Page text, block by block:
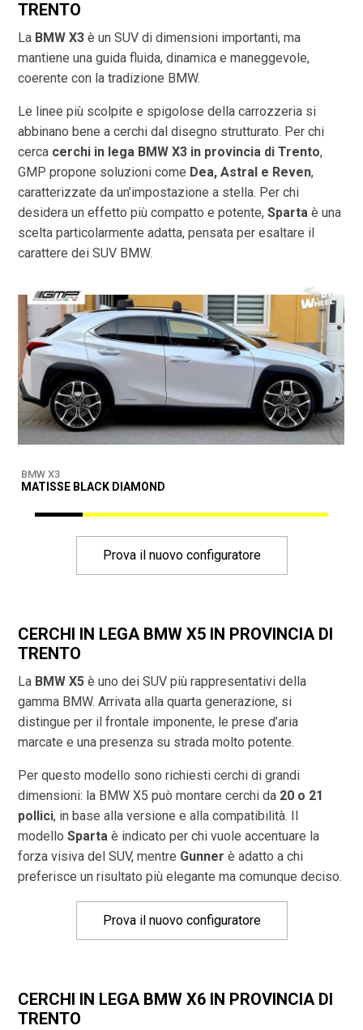
TRENTO
La BMW X3 è un SUV di dimensioni importanti, ma
mantiene una guida fluida, dinamica e maneggevole,
coerente con la tradizione BMW.
Le linee più scolpite e spigolose della carrozzeria si
abbinano bene a cerchi dal disegno strutturato. Per chi
cerca cerchi in lega BMW X3 in provincia diTrento,
GMP propone soluzioni come Dea, Astral e Reven,
caratterizzate da un’impostazione a stella. Per chi
desidera un effetto più compatto e potente,Sparta è una
scelta particolarmente adatta, pensata per esaltare il
carattere dei SUV BMW.
BMW X3
MATISSE BLACK DIAMOND
Prova il nuovo configuratore
CERCHI IN LEGA BMW X5 IN PROVINCIA DI
TRENTO
La BMW X5 è uno dei SUV più rappresentativi della
gamma BMW. Arrivata alla quarta generazione, si
distingue per il frontale imponente, le prese d’aria
marcate e una presenza su strada molto potente.
Per questo modello sono richiesti cerchi di grandi
dimensioni: la BMW X5 può montare cerchi da 20 o 21
pollici, in base alla versione e alla compatibilità. Il
modelloSparta è indicato per chi vuole accentuare la
forza visiva del SUV, mentre Gunner è adatto a chi
preferisce un risultato più elegante ma comunque deciso.
Prova il nuovo configuratore
CERCHI IN LEGA BMW X6 IN PROVINCIA DI
TRENTO